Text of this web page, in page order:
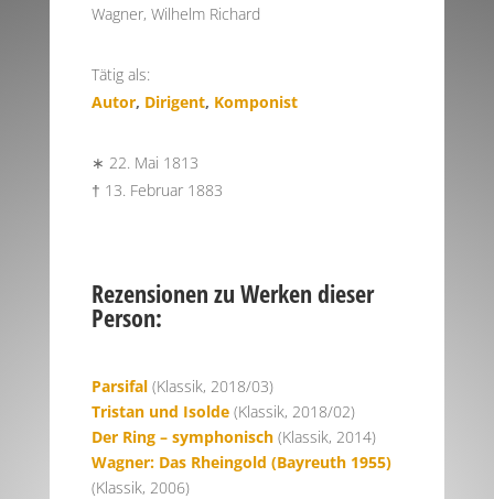
Wagner, Wilhelm Richard
Tätig als:
Autor, Dirigent, Komponist
∗ 22. Mai 1813
† 13. Februar 1883
Rezensionen zu Werken dieser
Person:
Parsifal(Klassik, 2018/03)
Tristan und Isolde(Klassik, 2018/02)
Der Ring – symphonisch(Klassik, 2014)
Wagner: Das Rheingold (Bayreuth 1955)
(Klassik, 2006)